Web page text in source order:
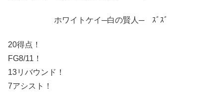
ホワイトケイ─白の賢人─ ｽﾞｽﾞ
20得点！
FG8/11！
13リバウンド！
7アシスト！